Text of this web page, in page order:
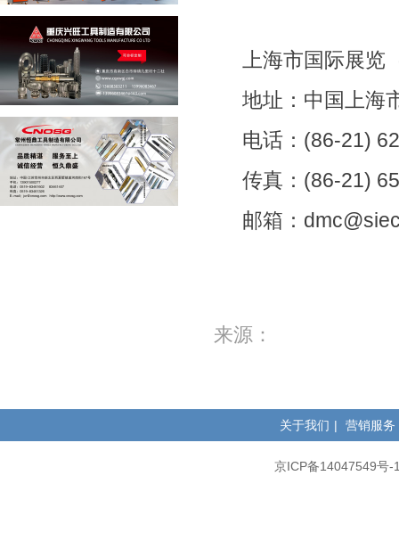
上海市国际展览
地址：中国上海
电话：(86-21)
传真：(86-21)
邮箱：
来源：
关于我们 | 营销服务
京ICP备14047549号-